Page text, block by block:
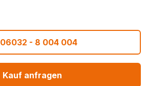
06032 - 8 004 004
Kauf anfragen